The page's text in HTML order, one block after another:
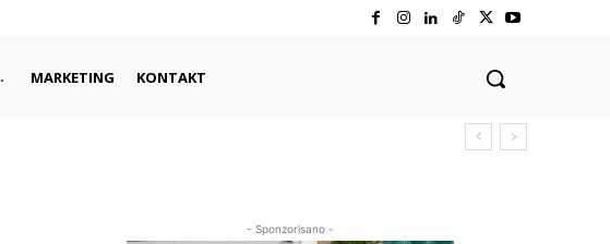
MARKETING KONTAKT
- Sponzorisano -